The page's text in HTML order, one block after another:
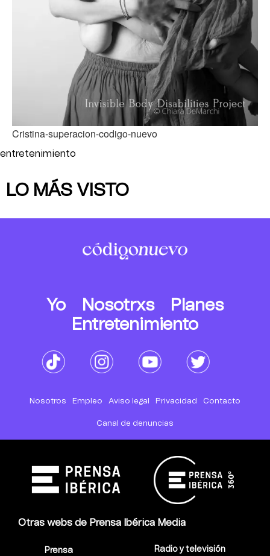
Cristina-superacion-codigo-nuevo
entretenimiento
LO MÁS VISTO
Yo Nosotrxs
Planes
Entretenimiento
Nosotros Empleo Aviso legal Privacidad Contacto
Canal de denuncias
Otras webs de Prensa Ibérica Media
Prensa Radio y televisión